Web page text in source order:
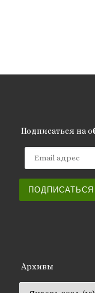
Подписаться на
ПОДПИСАТЬСЯ
Архивы